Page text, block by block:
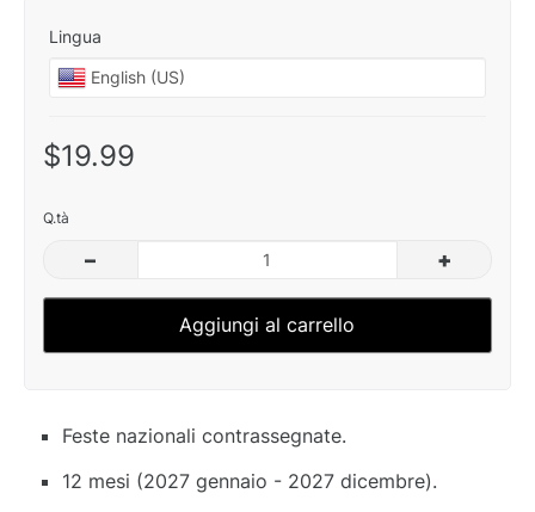
Lingua
$19.99
Q.tà
– +
Aggiungi al carrello
Feste nazionali contrassegnate.
12 mesi (2027 gennaio - 2027 dicembre).